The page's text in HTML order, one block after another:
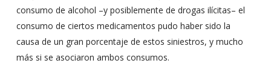
consumo de alcohol –y posiblemente de drogas ilícitas– el
consumo de ciertos medicamentos pudo haber sido la
causa de un gran porcentaje de estos siniestros, y mucho
más si se asociaron ambos consumos.